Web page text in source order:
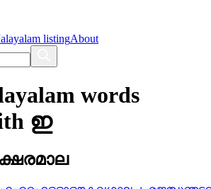
listingAbout
words
ഇ